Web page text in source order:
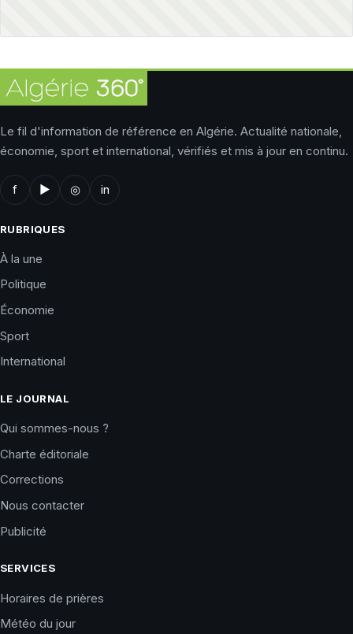
Le fil d'information de référence en Algérie. Actualité nationale,
économie, sport et international, vérifiés et mis à jour en continu.
f ▶ ◎ in
RUBRIQUES
À la une
Politique
Économie
Sport
International
LE JOURNAL
Qui sommes-nous ?
Charte éditoriale
Corrections
Nous contacter
Publicité
SERVICES
Horaires de prières
Météo du jour